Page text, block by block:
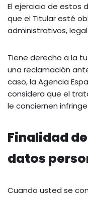
El ejercicio de estos
que el Titular esté
administrativos,
Tiene derecho a la
una reclamación
caso, la Agencia
considera que el
le conciernen
Finalidad
datos
Cuando usted se